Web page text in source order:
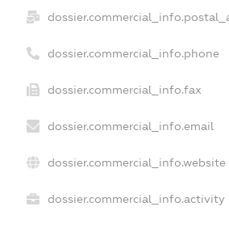
dossier.commercial_info.phone
dossier.commercial_info.fax
dossier.commercial_info.email
dossier.commercial_info.website
dossier.commercial_info.activity